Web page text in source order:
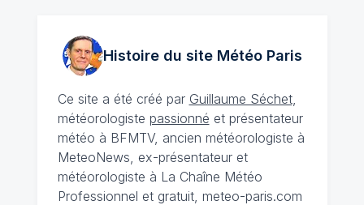
Histoire du site MétéoParis
Ce site a été créé par Guillaume Séchet,
météorologiste passionné et présentateur
météo à BFMTV, ancien météorologiste à
MeteoNews, ex-présentateur et
météorologiste à La Chaîne Météo
Professionnel et gratuit, meteo-paris.com